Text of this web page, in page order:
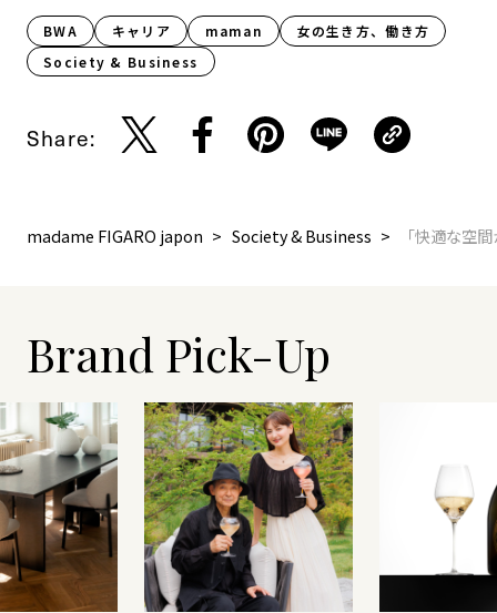
BWA キャリア maman
女の生き方、働き方
Society & Business
Share:
madame FIGARO japon Society & Business 「快適な空
Brand Pick-Up